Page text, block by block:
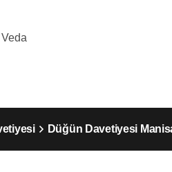
Düğün Davetiyesi